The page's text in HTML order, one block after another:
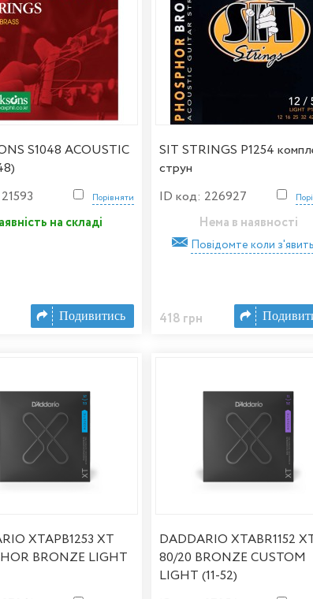
S1048 ACOUSTIC
Порівняти
на складі
Подивитись
SIT STRINGS P1254
струн
ID код: 226927
Нема в наявності
418 грн
Повідомте коли
XTAPB1253 XT
BRONZE LIGHT
DADDARIO XTABR1152
80/20 BRONZE CUSTOM
LIGHT (11-52)